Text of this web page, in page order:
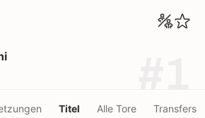
Titel Alle Tore Transfers